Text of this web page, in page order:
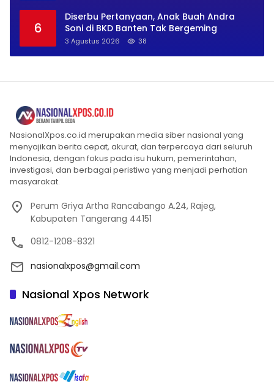
6
Diserbu Pertanyaan, Anak Buah Andra
Soni di BKD Banten Tak Bergeming
3 Agustus 2026 38
NasionalXpos.co.id merupakan media siber nasional yang
menyajikan berita cepat, akurat, dan terpercaya dari seluruh
Indonesia, dengan fokus pada isu hukum, pemerintahan,
investigasi, dan berbagai peristiwa yang menjadi perhatian
masyarakat.
Perum Griya Artha Rancabango A.24, Rajeg,
Kabupaten Tangerang 44151
0812-1208-8321
nasionalxpos@gmail.com
Nasional Xpos Network